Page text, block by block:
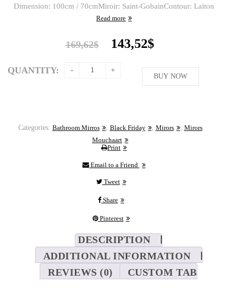
Dimension: 100cm / 70cmMiroir: Saint-GobainContour: Laiton
Read more
169,62$
Original
was:
169,62$.
143,52$
is:
143,52$.
QUANTITY:
BUY NOW
Categories: Bathroom Mirros , Black Friday , Mirors , Mirors
Mouchaart
Print
Email to a Friend
Tweet
Share
Pinterest
DESCRIPTION
ADDITIONAL INFORMATION
REVIEWS (0)
CUSTOM TAB